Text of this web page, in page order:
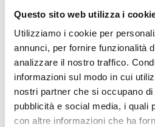
Questo sito web utilizza i
Utilizziamo i cookie per
annunci, per fornire funzionalità
analizzare il nostro traffico.
informazioni sul modo in cui
nostri partner che si occupano
pubblicità e social media, i quali
con altre informazioni che ha